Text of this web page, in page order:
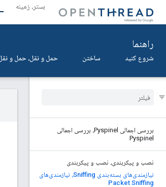
بستر، زمینه
راهنما
شروع کنید ساختن حمل و نقل، حمل و نقل
بررسی اجمالی Pyspinel، بررسی اجمالی
Pyspinel
نصب و پیکربندی، نصب و پیکربندی
نیازمندی‌های بسته‌بندی Sniffing، نیازمندی‌های
Packet Sniffing